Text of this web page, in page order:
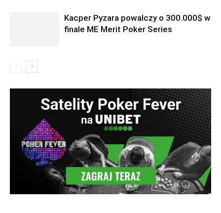
Kacper Pyzara powalczy o 300.000$ w
finale ME Merit Poker Series